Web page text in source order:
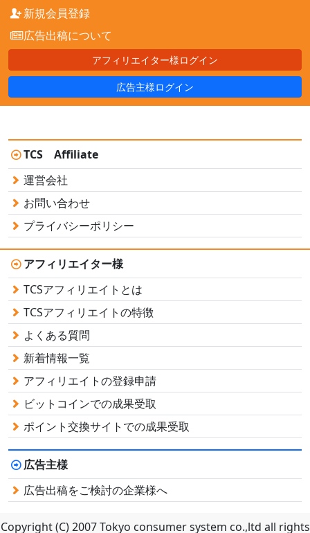
新規会員登録
広告出稿について
アフィリエイター様ログイン
広告主様ログイン
TCS Affiliate
運営会社
お問い合わせ
プライバシーポリシー
アフィリエイター様
TCSアフィリエイトとは
TCSアフィリエイトの特徴
よくある質問
新着情報一覧
アフィリエイトの登録申請
ビットコインでの成果受取
ポイント交換サイトでの成果受取
広告主様
広告出稿をご検討の企業様へ
Copyright (C) 2007 Tokyo consumer system co.,ltd all rights